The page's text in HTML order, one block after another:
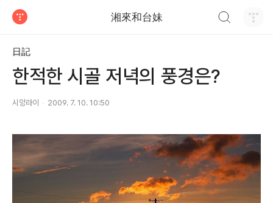
湘來和台妹
日記
한적한 시골 저녁의 풍경은?
시앙라이 2009. 7. 10. 10:50